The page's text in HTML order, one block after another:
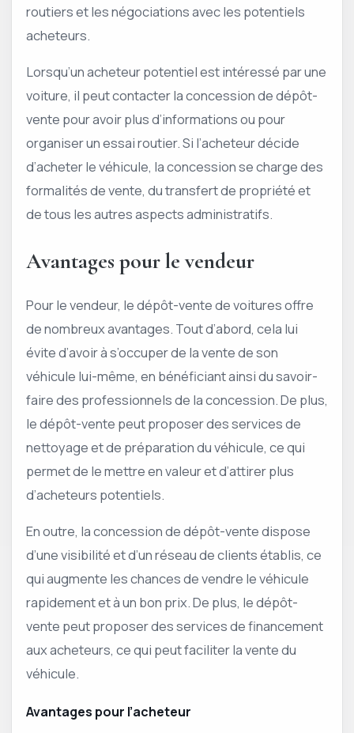
routiers et les négociations avec les potentiels
acheteurs.
Lorsqu’un acheteur potentiel est intéressé par une
voiture, il peut contacter la concession de dépôt-
vente pour avoir plus d’informations ou pour
organiser un essai routier. Si l’acheteur décide
d’acheter le véhicule, la concession se charge des
formalités de vente, du transfert de propriété et
de tous les autres aspects administratifs.
Avantages pour le vendeur
Pour le vendeur, le dépôt-vente de voitures offre
de nombreux avantages. Tout d’abord, cela lui
évite d’avoir à s’occuper de la vente de son
véhicule lui-même, en bénéficiant ainsi du savoir-
faire des professionnels de la concession. De plus,
le dépôt-vente peut proposer des services de
nettoyage et de préparation du véhicule, ce qui
permet de le mettre en valeur et d’attirer plus
d’acheteurs potentiels.
En outre, la concession de dépôt-vente dispose
d’une visibilité et d’un réseau de clients établis, ce
qui augmente les chances de vendre le véhicule
rapidement et à un bon prix. De plus, le dépôt-
vente peut proposer des services de financement
aux acheteurs, ce qui peut faciliter la vente du
véhicule.
Avantages pour l’acheteur